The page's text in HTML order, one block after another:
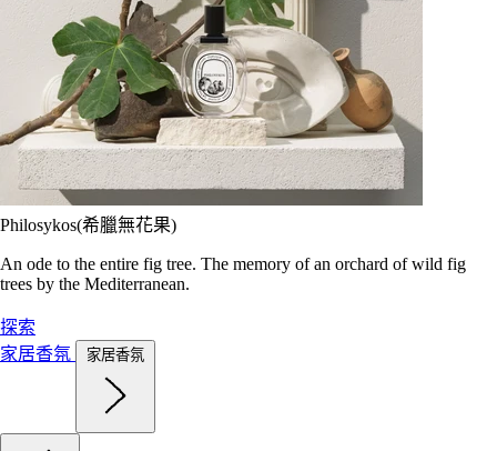
Philosykos(希臘無花果)
An ode to the entire fig tree. The memory of an orchard of wild fig
trees by the Mediterranean.
探索
家居香氛
家居香氛